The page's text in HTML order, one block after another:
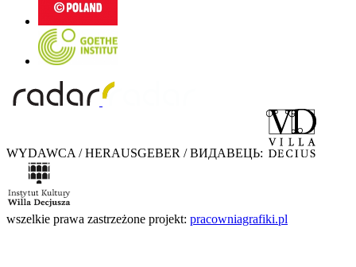
WYDAWCA / HERAUSGEBER / ВИДАВЕЦЬ:
wszelkie prawa zastrzeżone projekt: pracowniagrafiki.pl